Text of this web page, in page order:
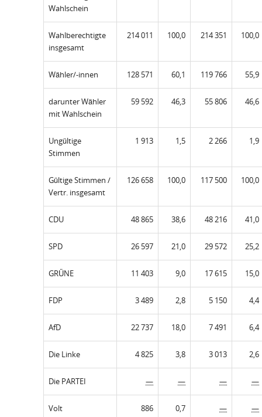
Wahlschein
Wahlberechtigte
insgesamt
214 011 100,0 214 351 100,0
Wähler/-innen 128 571 60,1 119 766 55,9
darunter Wähler
mit Wahlschein
59 592 46,3 55 806 46,6
Ungültige
Stimmen
1 913 1,5 2 266 1,9
Gültige Stimmen /
Vertr. insgesamt
126 658 100,0 117 500 100,0
CDU 48 865 38,6 48 216 41,0
SPD 26 597 21,0 29 572 25,2
GRÜNE 11 403 9,0 17 615 15,0
FDP 3 489 2,8 5 150 4,4
AfD 22 737 18,0 7 491 6,4
Die Linke 4 825 3,8 3 013 2,6
Die PARTEI — — — —
Volt 886 0,7 — —